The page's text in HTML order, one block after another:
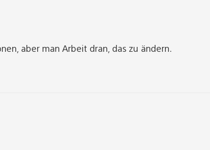
aber man Arbeit dran, das zu ändern.